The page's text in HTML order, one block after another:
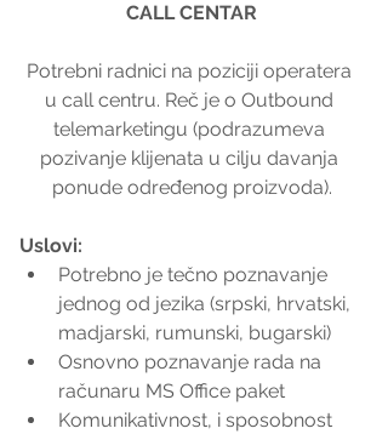
CALL CENTAR
Potrebni radnici na poziciji operatera
u call centru. Reč je o Outbound
telemarketingu (podrazumeva
pozivanje klijenata u cilju davanja
ponude određenog proizvoda).
Uslovi:
Potrebno je tečno poznavanje
jednog od jezika (srpski, hrvatski,
madjarski, rumunski, bugarski)
Osnovno poznavanje rada na
računaru MS Office paket
Komunikativnost, i sposobnost